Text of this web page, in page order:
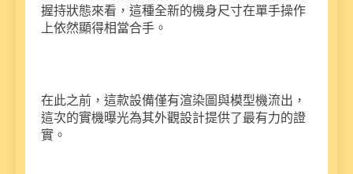
握持狀態來看，這種全新的機身尺寸在單手操作
上依然顯得相當合手。
在此之前，這款設備僅有渲染圖與模型機流出，
這次的實機曝光為其外觀設計提供了最有力的證
實。